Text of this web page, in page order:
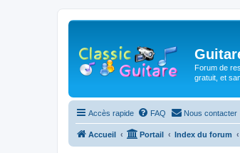
Forum de
gratuit, et
Accès rapide FAQ Nous contacter
Accueil Portail Index du forum